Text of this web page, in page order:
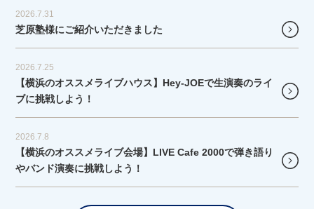
2026.7.31
芝原塾様にご紹介いただきました
2026.7.25
【横浜のオススメライブハウス】Hey-JOEで生演奏のライ
ブに挑戦しよう！
2026.7.8
【横浜のオススメライブ会場】LIVE Cafe 2000で弾き語り
やバンド演奏に挑戦しよう！